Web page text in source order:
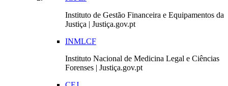
Instituto de Gestão Financeira e Equipamentos da
Justiça | Justiça.gov.pt
INMLCF
Instituto Nacional de Medicina Legal e Ciências
Forenses | Justiça.gov.pt